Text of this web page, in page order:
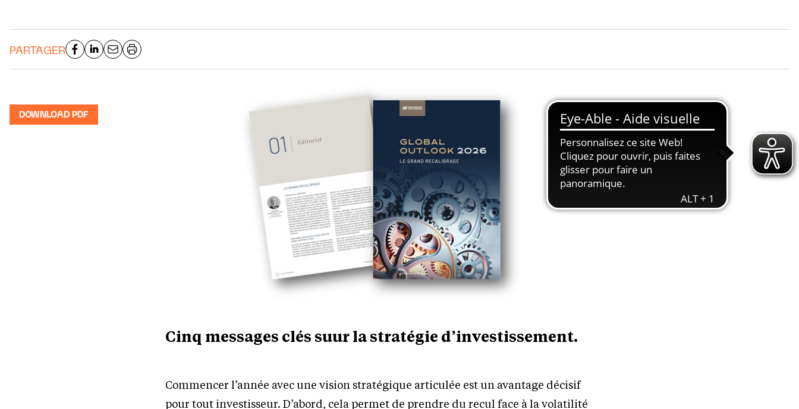
PARTAGER
DOWNLOAD PDF
Cinq messages clés suur la stratégie d’investissement.
Commencer l’année avec une vision stratégique articulée est un avantage décisif
pour tout investisseur. D’abord, cela permet de prendre du recul face à la volatilité